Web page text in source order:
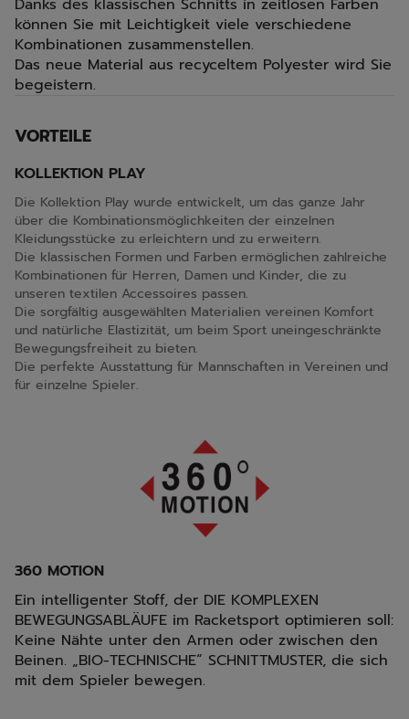
Danks des klassischen Schnitts in zeitlosen Farben
können Sie mit Leichtigkeit viele verschiedene
Kombinationen zusammenstellen.
Das neue Material aus recyceltem Polyester wird Sie
begeistern.
VORTEILE
KOLLEKTION PLAY
Die Kollektion Play wurde entwickelt, um das ganze Jahr
über die Kombinationsmöglichkeiten der einzelnen
Kleidungsstücke zu erleichtern und zu erweitern.
Die klassischen Formen und Farben ermöglichen zahlreiche
Kombinationen für Herren, Damen und Kinder, die zu
unseren textilen Accessoires passen.
Die sorgfältig ausgewählten Materialien vereinen Komfort
und natürliche Elastizität, um beim Sport uneingeschränkte
Bewegungsfreiheit zu bieten.
Die perfekte Ausstattung für Mannschaften in Vereinen und
für einzelne Spieler.
360 MOTION
Ein intelligenter Stoff, der DIE KOMPLEXEN
BEWEGUNGSABLÄUFE im Racketsport optimieren soll:
Keine Nähte unter den Armen oder zwischen den
Beinen. „BIO-TECHNISCHE“ SCHNITTMUSTER, die sich
mit dem Spieler bewegen.